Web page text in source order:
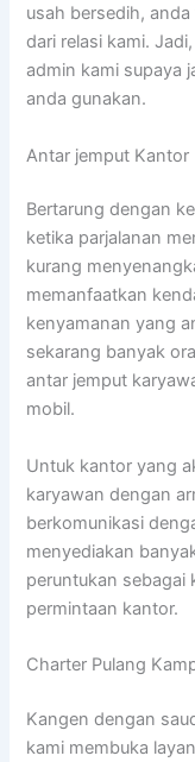
usah bersedih,
dari relasi kami.
admin kami supaya
anda gunakan.
Antar jemput Kantor
Bertarung dengan
ketika parjalanan
kurang
memanfaatkan
kenyamanan yang
sekarang banyak
antar jemput
mobil.
Untuk kantor yang
karyawan dengan
berkomunikasi
menyediakan
peruntukan sebagai
permintaan kantor.
Charter Pulang
Kangen dengan
kami membuka